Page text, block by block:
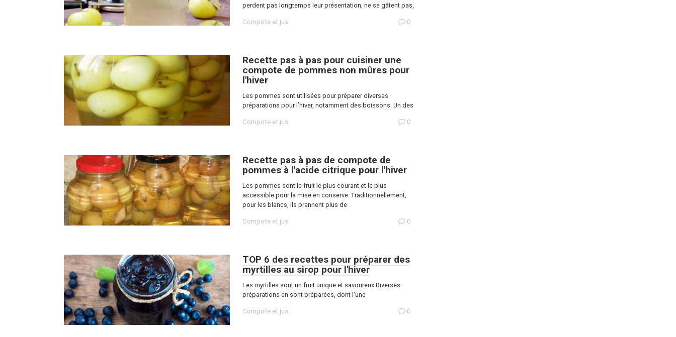
perdent pas longtemps leur présentation, ne se gâtent pas,
Compote et jus 0
Recette pas à pas pour cuisiner une
compote de pommes non mûres pour
l'hiver
Les pommes sont utilisées pour préparer diverses
préparations pour l’hiver, notamment des boissons. Un des
Compote et jus 0
Recette pas à pas de compote de
pommes à l'acide citrique pour l'hiver
Les pommes sont le fruit le plus courant et le plus
accessible pour la mise en conserve. Traditionnellement,
pour les blancs, ils prennent plus de
Compote et jus 0
TOP 6 des recettes pour préparer des
myrtilles au sirop pour l'hiver
Les myrtilles sont un fruit unique et savoureux.Diverses
préparations en sont préparées, dont l'une
Compote et jus 0